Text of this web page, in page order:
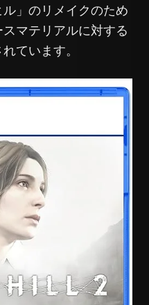
」のリメイクのため
マテリアルに対する
ています。